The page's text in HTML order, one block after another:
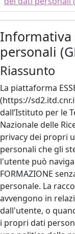
personali
Riassunto
La piattaforma
(https://
dall’Istituto per le
Nazionale delle
privacy dei propri
personali che gli
l'utente può
FORMAZIONE
personale. La
avvengono in
dall'utente, o
i propri dati